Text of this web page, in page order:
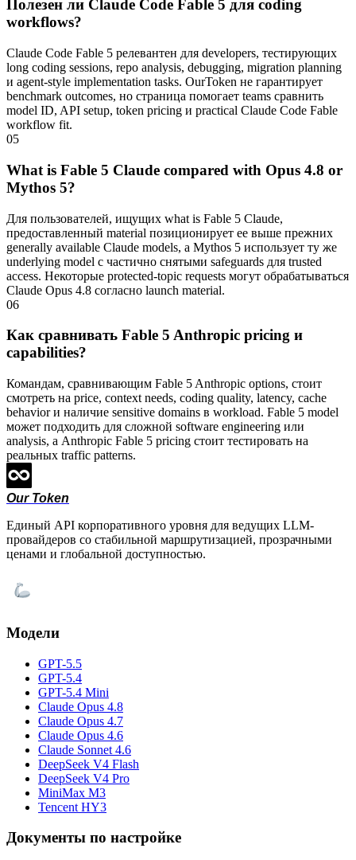
Полезен ли Claude Code Fable 5 для coding
workflows?
Claude Code Fable 5 релевантен для developers, тестирующих
long coding sessions, repo analysis, debugging, migration planning
и agent-style implementation tasks. OurToken не гарантирует
benchmark outcomes, но страница помогает teams сравнить
model ID, API setup, token pricing и practical Claude Code Fable
workflow fit.
05
What is Fable 5 Claude compared with Opus 4.8 or
Mythos 5?
Для пользователей, ищущих what is Fable 5 Claude,
предоставленный material позиционирует ее выше прежних
generally available Claude models, а Mythos 5 использует ту же
underlying model с частично снятыми safeguards для trusted
access. Некоторые protected-topic requests могут обрабатываться
Claude Opus 4.8 согласно launch material.
06
Как сравнивать Fable 5 Anthropic pricing и
capabilities?
Командам, сравнивающим Fable 5 Anthropic options, стоит
смотреть на price, context needs, coding quality, latency, cache
behavior и наличие sensitive domains в workload. Fable 5 model
может подходить для сложной software engineering или
analysis, а Anthropic Fable 5 pricing стоит тестировать на
реальных traffic patterns.
Our Token
Единый API корпоративного уровня для ведущих LLM-
провайдеров со стабильной маршрутизацией, прозрачными
ценами и глобальной доступностью.
Модели
GPT-5.5
GPT-5.4
GPT-5.4 Mini
Claude Opus 4.8
Claude Opus 4.7
Claude Opus 4.6
Claude Sonnet 4.6
DeepSeek V4 Flash
DeepSeek V4 Pro
MiniMax M3
Tencent HY3
Документы по настройке